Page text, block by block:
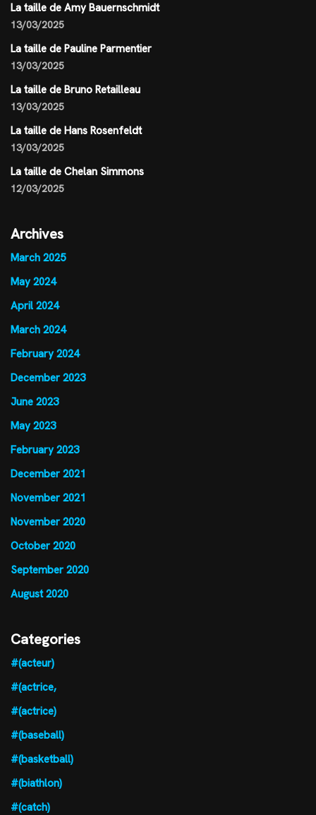
La taille de Amy Bauernschmidt
13/03/2025
La taille de Pauline Parmentier
13/03/2025
La taille de Bruno Retailleau
13/03/2025
La taille de Hans Rosenfeldt
13/03/2025
La taille de Chelan Simmons
12/03/2025
Archives
March 2025
May 2024
April 2024
March 2024
February 2024
December 2023
June 2023
May 2023
February 2023
December 2021
November 2021
November 2020
October 2020
September 2020
August 2020
Categories
#(acteur)
#(actrice,
#(actrice)
#(baseball)
#(basketball)
#(biathlon)
#(catch)